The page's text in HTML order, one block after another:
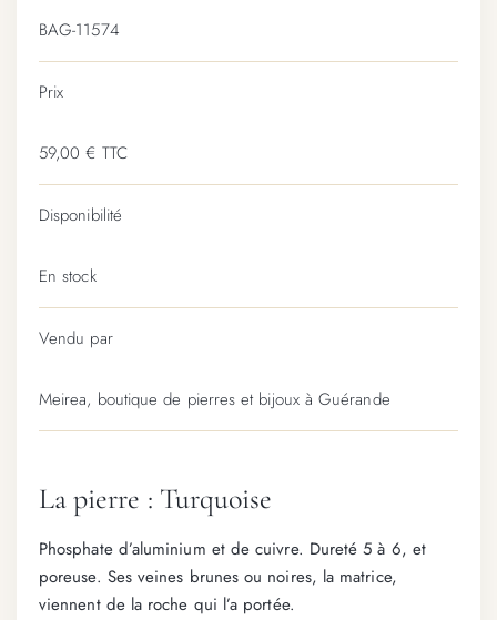
BAG-11574
Prix
59,00 € TTC
Disponibilité
En stock
Vendu par
Meirea, boutique de pierres et bijoux à Guérande
La pierre : Turquoise
Phosphate d’aluminium et de cuivre. Dureté 5 à 6, et
poreuse. Ses veines brunes ou noires, la matrice,
viennent de la roche qui l’a portée.